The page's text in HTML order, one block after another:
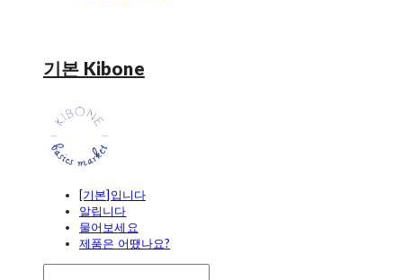
기본 Kibone
[기본]입니다
알립니다
물어보세요
제품은 어땠나요?